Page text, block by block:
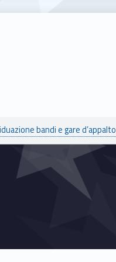
bandi e gare d’appalto